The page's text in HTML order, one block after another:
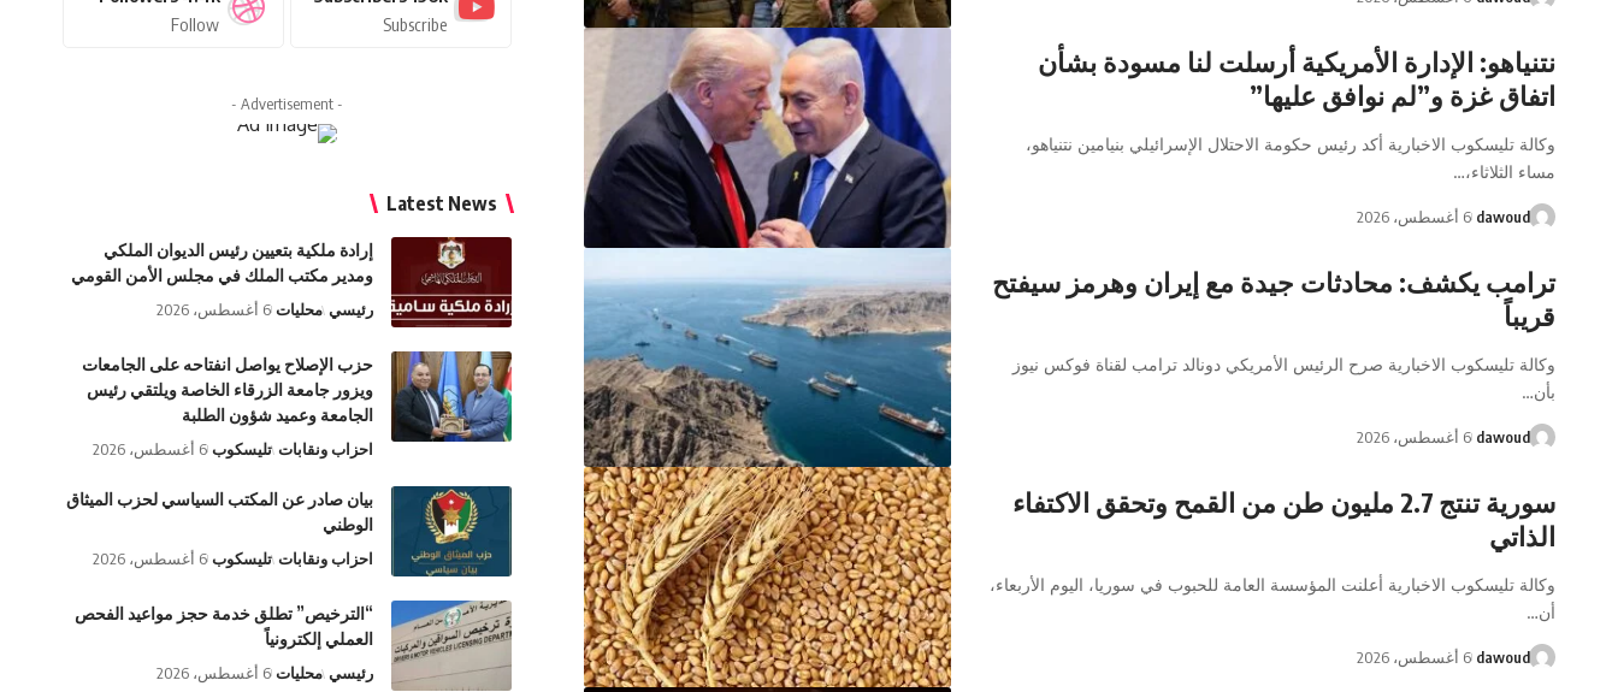
نتنياهو: الإدارة الأمريكية أرسلت لنا مسودة بشأن
اتفاق غزة و”لم نوافق عليها”
وكالة تليسكوب الاخبارية أكد رئيس حكومة الاحتلال الإسرائيلي بنيامين نتنياهو،
مساء الثلاثاء،…
dawoud 6 أغسطس، 2026
ترامب يكشف: محادثات جيدة مع إيران وهرمز سيفتح
قريباً
وكالة تليسكوب الاخبارية صرح الرئيس الأمريكي دونالد ترامب لقناة فوكس نيوز
بأن…
dawoud 6 أغسطس، 2026
سورية تنتج 2.7 مليون طن من القمح وتحقق الاكتفاء
الذاتي
وكالة تليسكوب الاخبارية أعلنت المؤسسة العامة للحبوب في سوريا، اليوم الأربعاء،
أن…
dawoud 6 أغسطس، 2026
Subscribe
Follow
- Advertisement -
Latest News
إرادة ملكية بتعيين رئيس الديوان الملكي
ومدير مكتب الملك في مجلس الأمن القومي
رئيسي محليات 6 أغسطس، 2026
حزب الإصلاح يواصل انفتاحه على الجامعات
ويزور جامعة الزرقاء الخاصة ويلتقي رئيس
الجامعة وعميد شؤون الطلبة
احزاب ونقابات تليسكوب 6 أغسطس، 2026
بيان صادر عن المكتب السياسي لحزب الميثاق
الوطني
احزاب ونقابات تليسكوب 6 أغسطس، 2026
“الترخيص” تطلق خدمة حجز مواعيد الفحص
العملي إلكترونياً
رئيسي محليات 6 أغسطس، 2026